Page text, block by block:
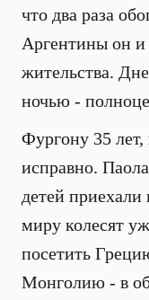
что два раза
Аргентины он и
жительства.
ночью -
Фургону 35 лет,
исправно.
детей
миру колесят
посетить
Монголию - в